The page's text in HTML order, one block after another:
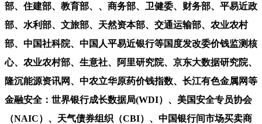
部、住建部、教育部、、商务部、卫健委、财务部、平易近政
部、水利部、文旅部、天然资本部、交通运输部、农业农村
部、中国社科院、中国人平易近银行等国度发改委价钱监测核
心、农业农村部、生意社、阿里研究院、京东大数据研究院、
隆沉能源资讯网、中农立华原药价钱指数、长江有色金属网等
金融安全：世界银行成长数据局(WDI）、美国安全专员协会
（NAIC）、天气债券组织（CBI）、中国银行间市场买卖商